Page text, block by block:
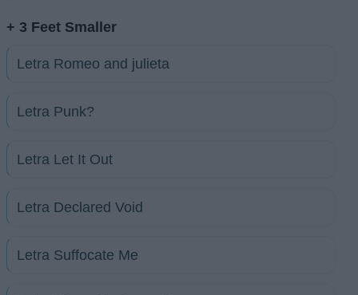
+ 3 Feet Smaller
Letra Romeo and julieta
Letra Punk?
Letra Let It Out
Letra Declared Void
Letra Suffocate Me